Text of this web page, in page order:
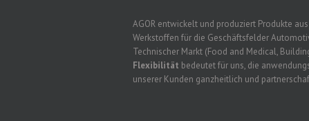
AGOR entwickelt und produziert Produkte
Werkstoffen für die Geschäftsfelder
Technischer Markt (Food and Medical,
Flexibilität bedeutet für uns, die
unserer Kunden ganzheitlich und